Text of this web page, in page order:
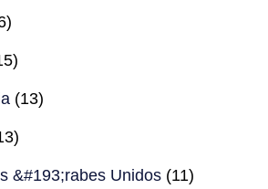
(13)
&#193;rabes Unidos (11)